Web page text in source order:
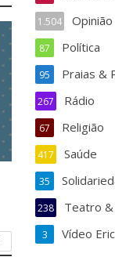
Opinião
1.504
Política
87
Praias &
95
Rádio
267
Religião
67
Saúde
417
35
Teatro &
238
Vídeo
3